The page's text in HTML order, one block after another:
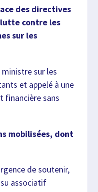
des directives
contre les
sur les
sur les
et appelé à une
financière sans
mobilisées, dont
de soutenir,
associatif